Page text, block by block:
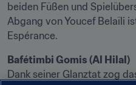
beiden Füßen und
Abgang von Youcef Belaïli
Espérance.
Bafétimbi Gomis (Al Hilal)
Dank seiner Glanztat zog